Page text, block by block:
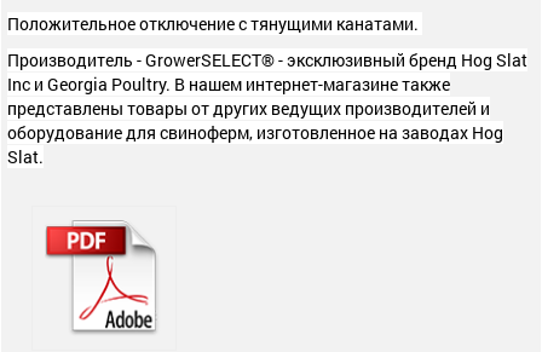
Положительное отключение с тянущими канатами.
Производитель - GrowerSELECT® - эксклюзивный бренд Hog Slat
Inc и Georgia Poultry. В нашем интернет-магазине также
представлены товары от других ведущих производителей и
оборудование для свиноферм, изготовленное на заводах Hog
Slat.